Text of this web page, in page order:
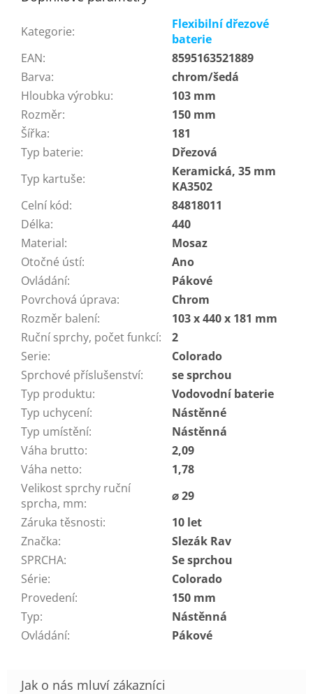
Kategorie:
Flexibilní dřezové
baterie
EAN:
8595163521889
Barva:
chrom/šedá
Hloubka výrobku:
103 mm
Rozměr:
150 mm
Šířka:
181
Typ baterie:
Dřezová
Typ kartuše:
Keramická, 35 mm
KA3502
Celní kód:
84818011
Délka:
440
Material:
Mosaz
Otočné ústí:
Ano
Ovládání:
Pákové
Povrchová úprava:
Chrom
Rozměr balení:
103 x 440 x 181 mm
Ruční sprchy, počet funkcí:
2
Serie:
Colorado
Sprchové příslušenství:
se sprchou
Typ produktu:
Vodovodní baterie
Typ uchycení:
Nástěnné
Typ umístění:
Nástěnná
Váha brutto:
2,09
Váha netto:
1,78
Velikost sprchy ruční
sprcha, mm:
⌀ 29
Záruka těsnosti:
10 let
Značka:
Slezák Rav
SPRCHA:
Se sprchou
Série:
Colorado
Provedení:
150 mm
Typ:
Nástěnná
Ovládání: Pákové